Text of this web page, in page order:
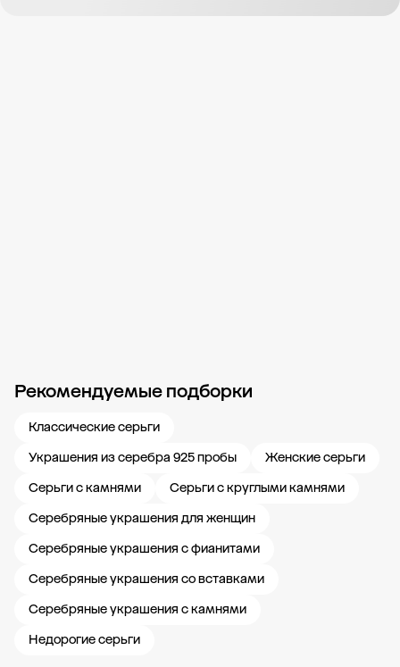
Рекомендуемые подборки
Классические серьги
Украшения из серебра 925 пробы
Женские серьги
Серьги с камнями
Серьги с круглыми камнями
Серебряные украшения для женщин
Серебряные украшения с фианитами
Серебряные украшения со вставками
Серебряные украшения с камнями
Недорогие серьги
Новости компании Журнал ЗОЛОТОЙ Блог